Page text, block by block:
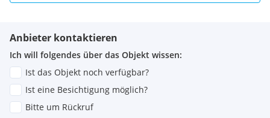
Anbieter kontaktieren
Ich will folgendes über das Objekt wissen:
Ist das Objekt noch verfügbar?
Ist eine Besichtigung möglich?
Bitte um Rückruf